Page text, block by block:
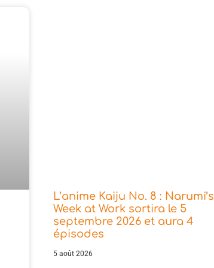
L’anime Kaiju No. 8 : Narumi’s
Week at Work sortira le 5
septembre 2026 et aura 4
épisodes
5 août 2026